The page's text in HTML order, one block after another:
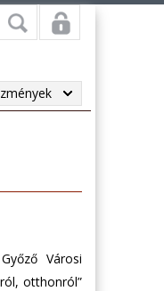
Városi
otthonról”